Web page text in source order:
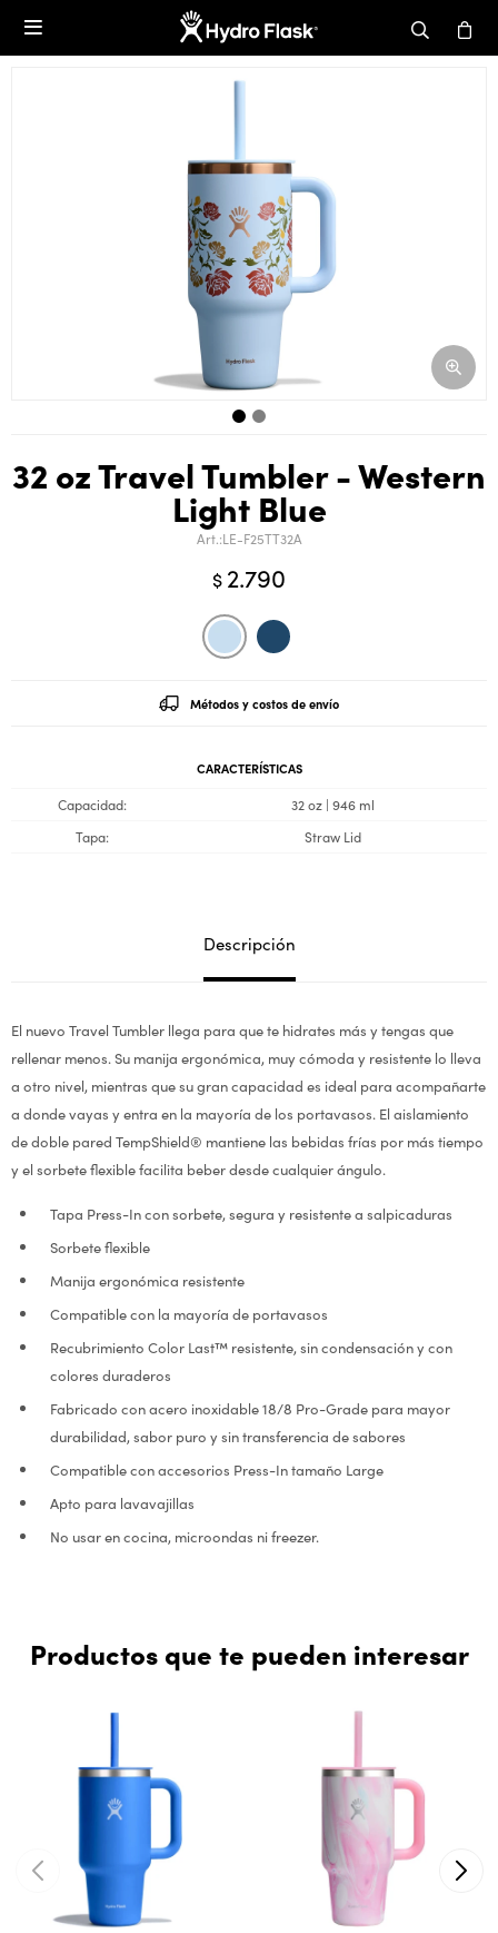

32 oz Travel Tumbler - Western
Light Blue
LE-F25TT32A
$ 2.790
Métodos y costos de envío
CARACTERÍSTICAS
Capacidad
32 oz | 946 ml
Tapa
Straw Lid
Descripción
El nuevo Travel Tumbler llega para que te hidrates más y tengas que
rellenar menos. Su manija ergonómica, muy cómoda y resistente lo lleva
a otro nivel, mientras que su gran capacidad es ideal para acompañarte
a donde vayas y entra en la mayoría de los portavasos. El aislamiento
de doble pared TempShield® mantiene las bebidas frías por más tiempo
y el sorbete flexible facilita beber desde cualquier ángulo.
Tapa Press-In con sorbete, segura y resistente a salpicaduras
Sorbete flexible
Manija ergonómica resistente
Compatible con la mayoría de portavasos
Recubrimiento Color Last™ resistente, sin condensación y con
colores duraderos
Fabricado con acero inoxidable 18/8 Pro-Grade para mayor
durabilidad, sabor puro y sin transferencia de sabores
Compatible con accesorios Press-In tamaño Large
Apto para lavavajillas
No usar en cocina, microondas ni freezer.
Productos que te pueden interesar